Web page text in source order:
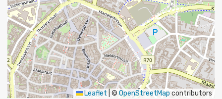
Leaflet © OpenStreetMap contributors